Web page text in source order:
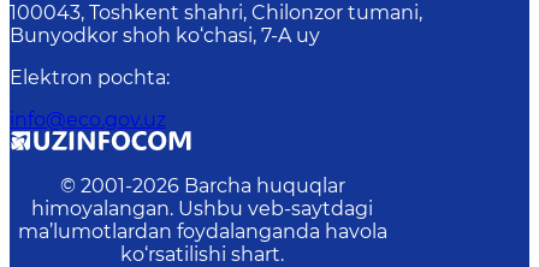
100043, Toshkent shahri, Chilonzor tumani,
Bunyodkor shoh ko‘chasi, 7-A uy
Elektron pochta:
info@eco.gov.uz
© 2001-2026 Barcha huquqlar
himoyalangan. Ushbu veb-saytdagi
ma’lumotlardan foydalanganda havola
ko‘rsatilishi shart.